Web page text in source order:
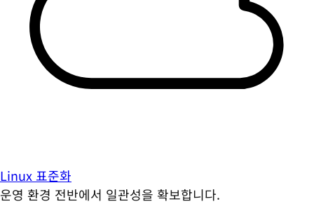
Linux 표준화
운영 환경 전반에서 일관성을 확보합니다.